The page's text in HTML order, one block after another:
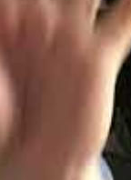
überprüfen, ob
mit dem
für die
den Antrag
Berufspraxis